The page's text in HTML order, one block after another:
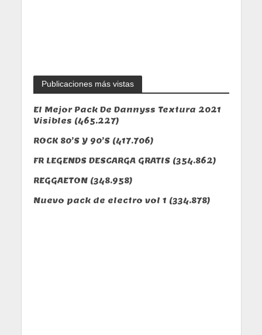
Publicaciones más vistas
El Mejor Pack De Dannyss Textura 2021
Visibles (465.227)
ROCK 80’S Y 90’S (417.706)
FR LEGENDS DESCARGA GRATIS (354.862)
REGGAETON (348.958)
Nuevo pack de electro vol 1 (334.878)